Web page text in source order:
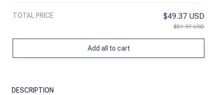
TOTAL PRICE $49.37 USD
$51.97 USD
Add all to cart
DESCRIPTION